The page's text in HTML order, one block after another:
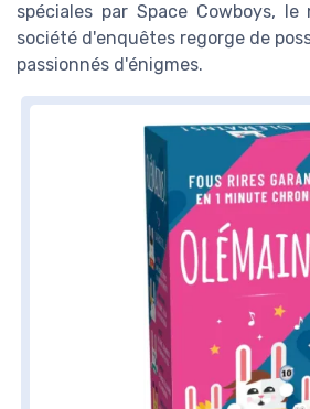
spéciales par Space Cowboys,
société d'enquêtes regorge de
passionnés d'énigmes.